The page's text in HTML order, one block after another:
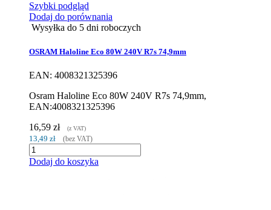
Szybki podgląd
Dodaj do porównania
Wysyłka do 5 dni roboczych
OSRAM Haloline Eco 80W 240V R7s 74,9mm
EAN: 4008321325396
Osram Haloline Eco 80W 240V R7s 74,9mm,
EAN:4008321325396
16,59 zł
(z VAT)
13,49 zł (bez VAT)
Dodaj do koszyka